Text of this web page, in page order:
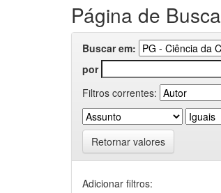
Página de Busca
Buscar em:
por
Filtros correntes:
Retornar valores
Adicionar filtros: